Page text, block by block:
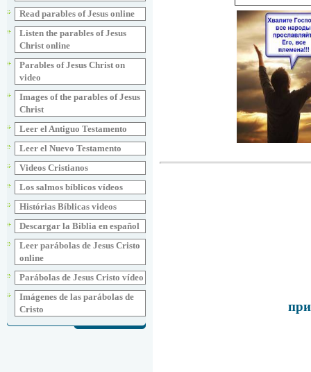
Read parables of Jesus online
Listen the parables of Jesus
Christ online
Parables of Jesus Christ on
video
Images of the parables of Jesus
Christ
Leer el Antiguo Testamento
Leer el Nuevo Testamento
Videos Cristianos
Los salmos bíblicos vídeos
Histórias Bíblicas videos
Descargar la Biblia en español
Leer parábolas de Jesus Cristo
online
Parábolas de Jesus Cristo vídeo
Imágenes de las parábolas de
Cristo